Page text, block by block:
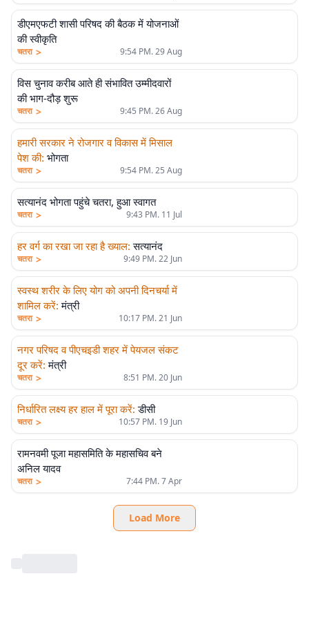
डीएमएफटी शासी परिषद की बैठक में योजनाओं
की स्वीकृति
चतरा > 9:54 PM. 29 Aug
विस चुनाव करीब आते ही संभावित उम्मीदवारों
की भाग-दौड़ शुरू
चतरा > 9:45 PM. 26 Aug
हमारी सरकार ने रोजगार व विकास में मिसाल
पेश की: भोगता
चतरा > 9:54 PM. 25 Aug
सत्यानंद भोगता पहुंचे चतरा, हुआ स्वागत
चतरा > 9:43 PM. 11 Jul
हर वर्ग का रखा जा रहा है ख्याल: सत्यानंद
चतरा > 9:49 PM. 22 Jun
स्वस्थ शरीर के लिए योग को अपनी दिनचर्या में
शामिल करें: मंत्री
चतरा > 10:17 PM. 21 Jun
नगर परिषद व पीएचइडी शहर में पेयजल संकट
दूर करें: मंत्री
चतरा > 8:51 PM. 20 Jun
निर्धारित लक्ष्य हर हाल में पूरा करें: डीसी
चतरा > 10:57 PM. 19 Jun
रामनवमी पूजा महासमिति के महासचिव बने
अनिल यादव
चतरा > 7:44 PM. 7 Apr
Load More